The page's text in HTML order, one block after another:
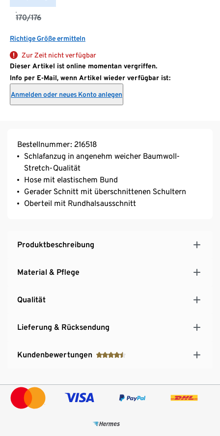
170/176
Richtige Größe ermitteln
Zur Zeit nicht verfügbar
Dieser Artikel ist online momentan vergriffen.
Info per E-Mail, wenn Artikel wieder verfügbar ist:
Anmelden oder neues Konto anlegen
Bestellnummer: 216518
Schlafanzug in angenehm weicher Baumwoll-
Stretch-Qualität
Hose mit elastischem Bund
Gerader Schnitt mit überschnittenen Schultern
Oberteil mit Rundhalsausschnitt
Produktbeschreibung
Material & Pflege
Qualität
Lieferung & Rücksendung
Kundenbewertungen